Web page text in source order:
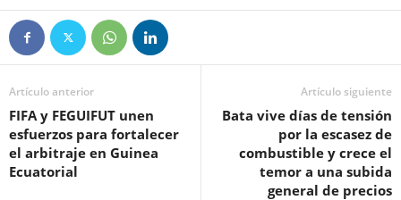
Artículo anterior
FIFA y FEGUIFUT unen
esfuerzos para fortalecer
el arbitraje en Guinea
Ecuatorial
Artículo siguiente
Bata vive días de tensión
por la escasez de
combustible y crece el
temor a una subida
general de precios